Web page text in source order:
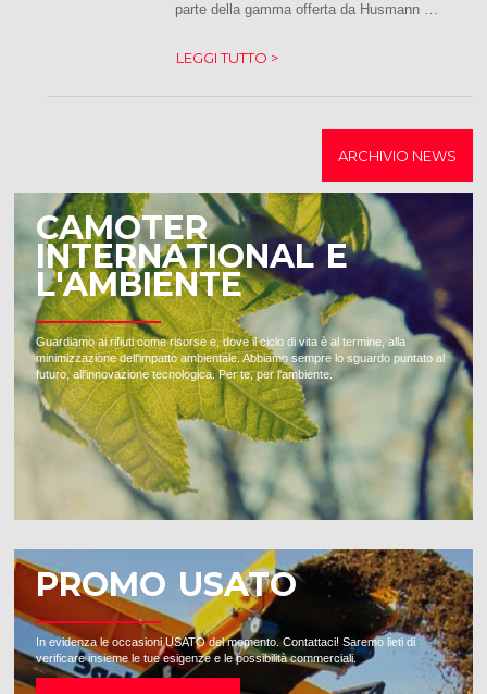
parte della gamma offerta da Husmann …
LEGGI TUTTO >
ARCHIVIO NEWS
CAMOTER
INTERNATIONAL E
L'AMBIENTE
Guardiamo ai rifiuti come risorse e, dove il ciclo di vita è al termine, alla
minimizzazione dell'impatto ambientale. Abbiamo sempre lo sguardo puntato al
futuro, all'innovazione tecnologica. Per te, per l'ambiente.
PROMO USATO
In evidenza le occasioni USATO del momento. Contattaci! Saremo lieti di
verificare insieme le tue esigenze e le possibilità commerciali.